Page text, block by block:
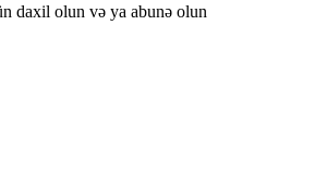
daxil olun və ya abunə olun